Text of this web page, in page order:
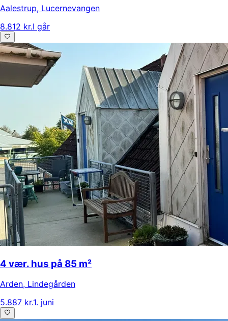
Aalestrup, Lucernevangen
8.812 kr.I går
4 vær. hus på 85 m²
Arden, Lindegården
5.887 kr.1. juni